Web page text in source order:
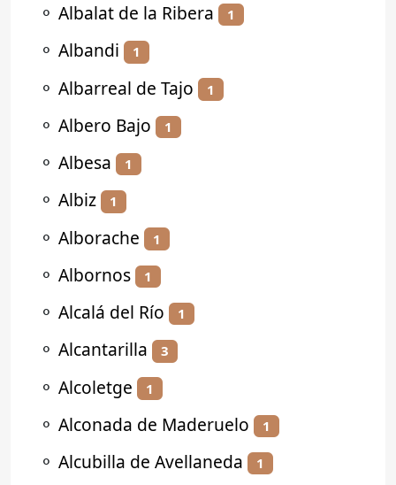
⚬ Albalat de la Ribera 1
⚬ Albandi 1
⚬ Albarreal de Tajo 1
⚬ Albero Bajo 1
⚬ Albesa 1
⚬ Albiz 1
⚬ Alborache 1
⚬ Albornos 1
⚬ Alcalá del Río 1
⚬ Alcantarilla 3
⚬ Alcoletge 1
⚬ Alconada de Maderuelo 1
⚬ Alcubilla de Avellaneda 1